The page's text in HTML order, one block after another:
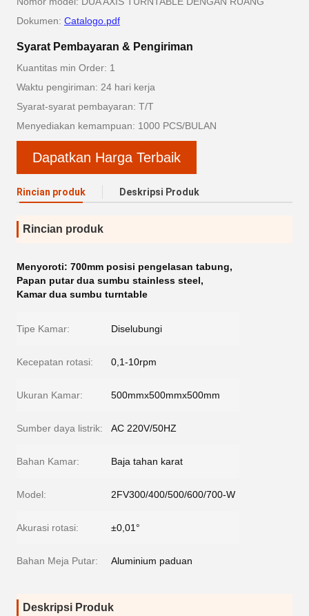
Dokumen: Catalogo.pdf
Syarat Pembayaran & Pengiriman
Kuantitas min Order: 1
Waktu pengiriman: 24 hari kerja
Syarat-syarat pembayaran: T/T
Menyediakan kemampuan: 1000 PCS/BULAN
Dapatkan Harga Terbaik
Rincian produk Deskripsi Produk
Rincian produk
Menyoroti: 700mm posisi pengelasan tabung,
Papan putar dua sumbu stainless steel,
Kamar dua sumbu turntable
Tipe Kamar: Diselubungi
Kecepatan rotasi: 0,1-10rpm
Ukuran Kamar: 500mmx500mmx500mm
Sumber daya listrik: AC 220V/50HZ
Bahan Kamar: Baja tahan karat
Model: 2FV300/400/500/600/700-W
Akurasi rotasi: ±0,01°
Bahan Meja Putar: Aluminium paduan
Deskripsi Produk